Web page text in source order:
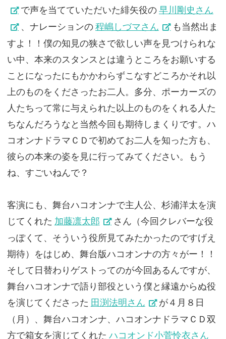
で声を当てていただいた緋矢役の早川剛史さん
、ナレーションの程嶋しづマさん
も当然出ま
すよ！！僕の知見の狭さで欲しい声を見つけられな
い中、本来のスタンスとは違うところをお願いする
ことになったにもかかわらずこなすどころかそれ以
上のものをくださったお二人。多分、ポーカーズの
人たちって常に与えられた以上のものをくれる人た
ちなんだろうなと当然今回も期待しまくりです。ハ
コオンナドラマＣＤで初めてお二人を知った方も、
彼らの本来の姿を見に行ってみてください。もう
ね、すごいねんで？
客演にも、舞台ハコオンナで主人公、杉浦洋太を演
じてくれた 加藤凛太郎
さん（今回クレバーな役
っぽくて、そういう役所見てみたかったのですげえ
期待）をはじめ、舞台版ハコオンナの方々がー！！
そして日替わりゲストってのが今回あるんですが、
舞台ハコオンナで語り部役という僕と縁遠からぬ役
を演じてくださった 田渕法明さん
が４月８日
（月）、舞台ハコオンナ、ハコオンナドラマＣＤ双
方で箱女を演じてくれた ハコオンド小菅怜衣さん